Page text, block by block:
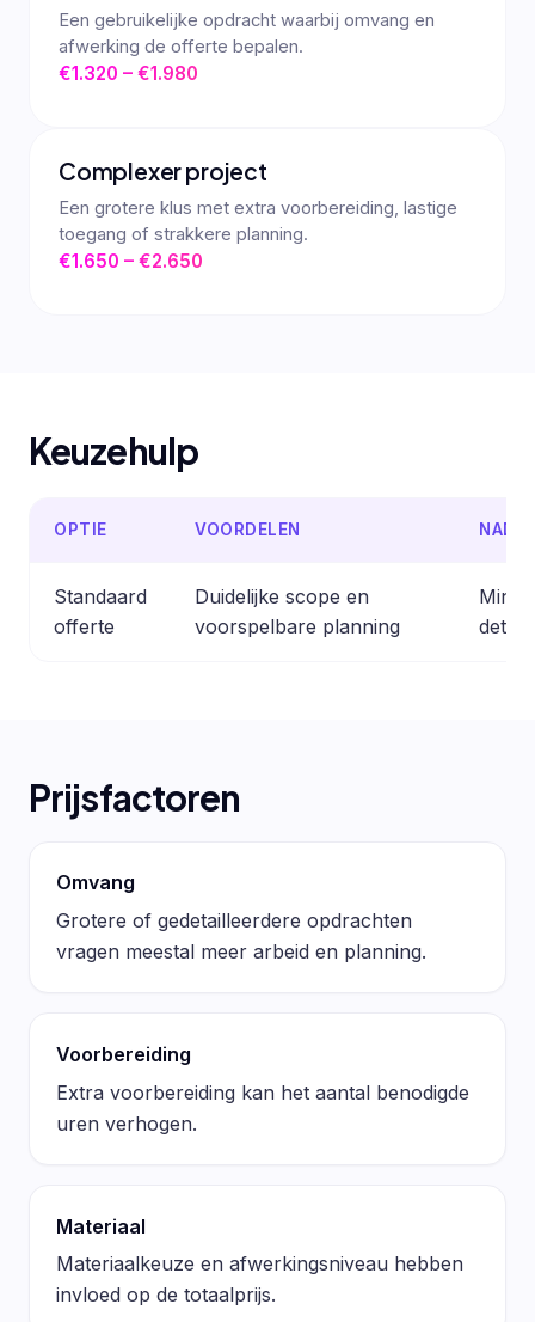
Een gebruikelijke opdracht waarbij omvang en
afwerking de offerte bepalen.
€1.320 – €1.980
Complexer project
Een grotere klus met extra voorbereiding, lastige
toegang of strakkere planning.
€1.650 – €2.650
Keuzehulp
OPTIE VOORDELEN
Standaard
offerte
Duidelijke scope en
voorspelbare planning
Prijsfactoren
Omvang
Grotere of gedetailleerdere opdrachten
vragen meestal meer arbeid en planning.
Voorbereiding
Extra voorbereiding kan het aantal benodigde
uren verhogen.
Materiaal
Materiaalkeuze en afwerkingsniveau hebben
invloed op de totaalprijs.